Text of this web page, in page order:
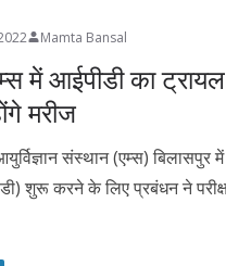
Mamta Bansal
में आईपीडी का
मरीज
संस्थान (एम्स) बिलासपुर
शुरू करने के लिए प्रबंधन ने